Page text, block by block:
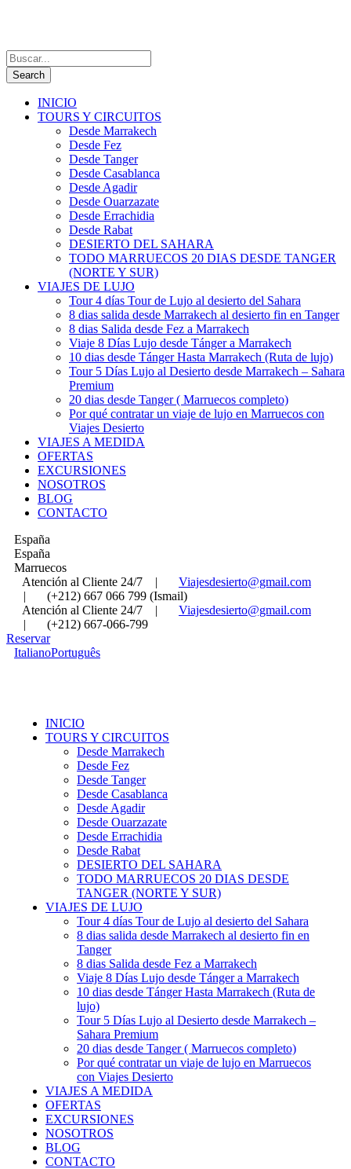
INICIO
TOURS Y CIRCUITOS
Desde Marrakech
Desde Fez
Desde Tanger
Desde Casablanca
Desde Agadir
Desde Ouarzazate
Desde Errachidia
Desde Rabat
DESIERTO DEL SAHARA
TODO MARRUECOS 20 DIAS DESDE TANGER
(NORTE Y SUR)
VIAJES DE LUJO
Tour 4 días Tour de Lujo al desierto del Sahara
8 dias salida desde Marrakech al desierto fin en Tanger
8 dias Salida desde Fez a Marrakech
Viaje 8 Días Lujo desde Tánger a Marrakech
10 dias desde Tánger Hasta Marrakech (Ruta de lujo)
Tour 5 Días Lujo al Desierto desde Marrakech – Sahara
Premium
20 dias desde Tanger ( Marruecos completo)
Por qué contratar un viaje de lujo en Marruecos con
Viajes Desierto
VIAJES A MEDIDA
OFERTAS
EXCURSIONES
NOSOTROS
BLOG
CONTACTO
España
España
Marruecos
Atención al Cliente 24/7
|
Viajesdesierto@gmail.com
|
(+212) 667 066 799 (Ismail)
Atención al Cliente 24/7
|
Viajesdesierto@gmail.com
|
(+212) 667-066-799
Reservar
ItalianoPortuguês
INICIO
TOURS Y CIRCUITOS
Desde Marrakech
Desde Fez
Desde Tanger
Desde Casablanca
Desde Agadir
Desde Ouarzazate
Desde Errachidia
Desde Rabat
DESIERTO DEL SAHARA
TODO MARRUECOS 20 DIAS DESDE
TANGER (NORTE Y SUR)
VIAJES DE LUJO
Tour 4 días Tour de Lujo al desierto del Sahara
8 dias salida desde Marrakech al desierto fin en
Tanger
8 dias Salida desde Fez a Marrakech
Viaje 8 Días Lujo desde Tánger a Marrakech
10 dias desde Tánger Hasta Marrakech (Ruta de
lujo)
Tour 5 Días Lujo al Desierto desde Marrakech –
Sahara Premium
20 dias desde Tanger ( Marruecos completo)
Por qué contratar un viaje de lujo en Marruecos
con Viajes Desierto
VIAJES A MEDIDA
OFERTAS
EXCURSIONES
NOSOTROS
BLOG
CONTACTO